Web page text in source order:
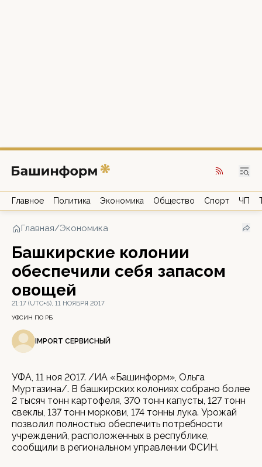
Главное Политика Экономика Общество Спорт ЧП
Главная/Экономика
Башкирские колонии
обеспечили себя запасом
овощей
21:17 (UTC+5), 11 НОЯБРЯ 2017
УФСИН ПО РБ
IMPORT СЕРВИСНЫЙ
УФА, 11 ноя 2017. /ИА «Башинформ», Ольга
Муртазина/. В башкирских колониях собрано более
2 тысяч тонн картофеля, 370 тонн капусты, 127 тонн
свеклы, 137 тонн моркови, 174 тонны лука. Урожай
позволил полностью обеспечить потребности
учреждений, расположенных в республике,
сообщили в региональном управлении ФСИН.